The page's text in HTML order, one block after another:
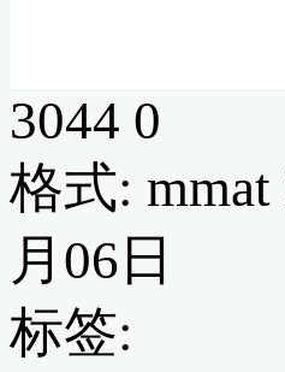
3044 0
格式: mmat
月06日
标签: